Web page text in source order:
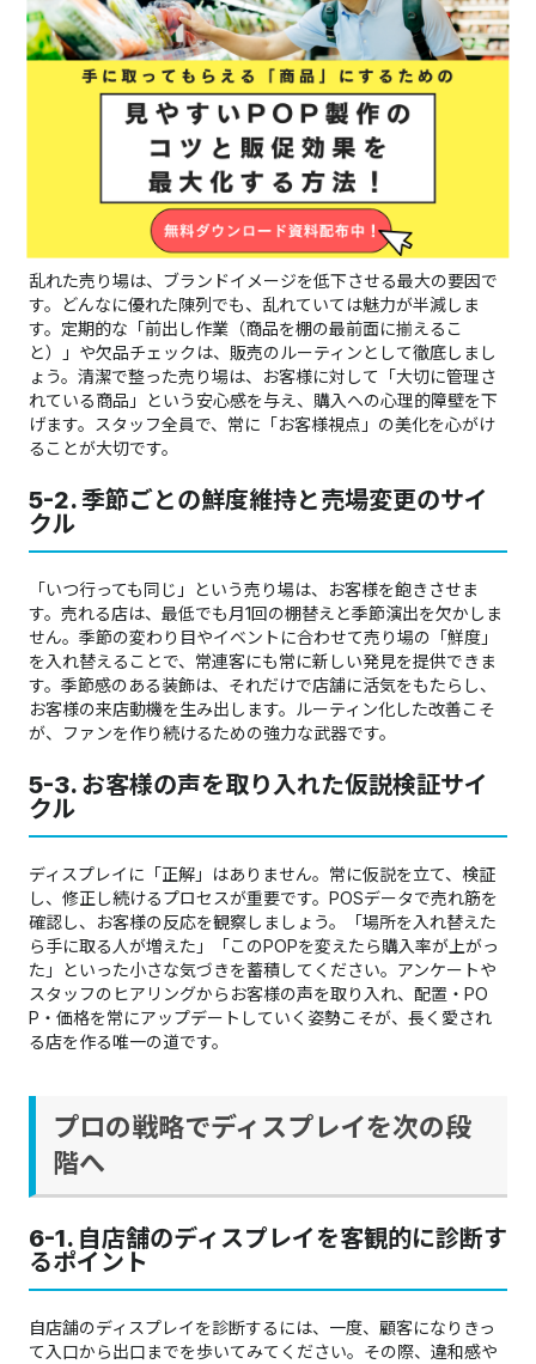
てみましょう。
鮮度を保つ店舗メンテナンスと改善
サイクル
5-1. 陳列の整頓・清潔さと在庫管理の重要性
乱れた売り場は、ブランドイメージを低下させる最大の要因で
す。どんなに優れた陳列でも、乱れていては魅力が半減しま
す。定期的な「前出し作業（商品を棚の最前面に揃えるこ
と）」や欠品チェックは、販売のルーティンとして徹底しまし
ょう。清潔で整った売り場は、お客様に対して「大切に管理さ
れている商品」という安心感を与え、購入への心理的障壁を下
げます。スタッフ全員で、常に「お客様視点」の美化を心がけ
ることが大切です。
5-2. 季節ごとの鮮度維持と売場変更のサイ
クル
「いつ行っても同じ」という売り場は、お客様を飽きさせま
す。売れる店は、最低でも月1回の棚替えと季節演出を欠かしま
せん。季節の変わり目やイベントに合わせて売り場の「鮮度」
を入れ替えることで、常連客にも常に新しい発見を提供できま
す。季節感のある装飾は、それだけで店舗に活気をもたらし、
お客様の来店動機を生み出します。ルーティン化した改善こそ
が、ファンを作り続けるための強力な武器です。
5-3. お客様の声を取り入れた仮説検証サイ
クル
ディスプレイに「正解」はありません。常に仮説を立て、検証
し、修正し続けるプロセスが重要です。POSデータで売れ筋を
確認し、お客様の反応を観察しましょう。「場所を入れ替えた
ら手に取る人が増えた」「このPOPを変えたら購入率が上がっ
た」といった小さな気づきを蓄積してください。アンケートや
スタッフのヒアリングからお客様の声を取り入れ、配置・PO
P・価格を常にアップデートしていく姿勢こそが、長く愛され
る店を作る唯一の道です。
プロの戦略でディスプレイを次の段
階へ
6-1. 自店舗のディスプレイを客観的に診断す
るポイント
自店舗のディスプレイを診断するには、一度、顧客になりきっ
て入口から出口までを歩いてみてください。その際、違和感や